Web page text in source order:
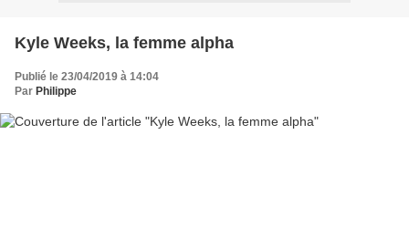
Kyle Weeks, la femme alpha
Publié le 23/04/2019 à 14:04
Par Philippe